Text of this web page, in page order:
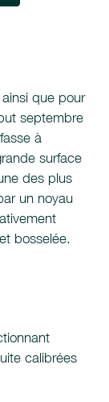
que pour
septembre
à
surface
des plus
un noyau
bosselée.
calibrées